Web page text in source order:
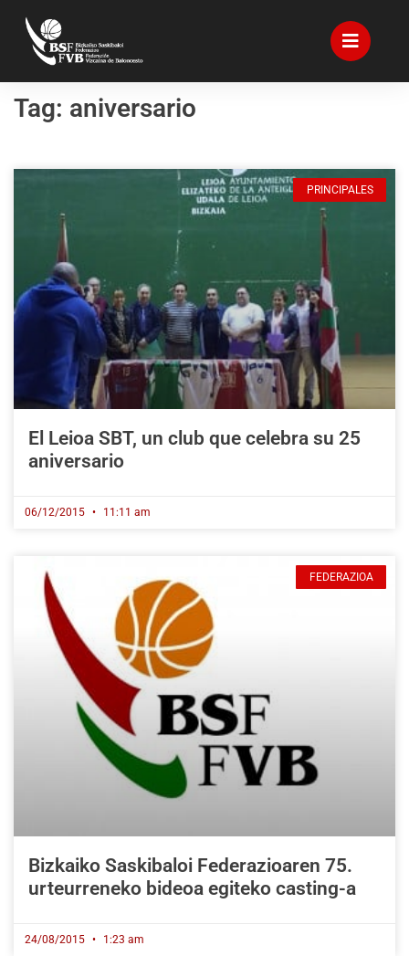
Tag: aniversario
PRINCIPALES
El Leioa SBT, un club que celebra su 25
aniversario
06/12/2015 11:11 am
FEDERAZIOA
Bizkaiko Saskibaloi Federazioaren 75.
urteurreneko bideoa egiteko casting-a
24/08/2015 1:23 am